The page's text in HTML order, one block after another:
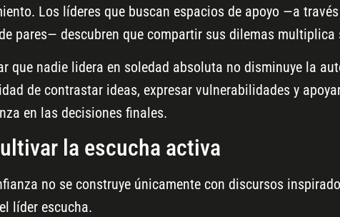
Los líderes que buscan espacios de apoyo —a
pares— descubren que compartir sus dilemas multiplica
que nadie lidera en soledad absoluta no disminuye la
de contrastar ideas, expresar vulnerabilidades y
en las decisiones finales.
la escucha activa
no se construye únicamente con discursos
líder escucha.